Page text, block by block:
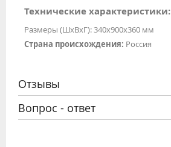
Технические характеристики:
Размеры (ШхВхГ): 340х900х360 мм
Страна происхождения: Россия
Отзывы
Вопрос - ответ